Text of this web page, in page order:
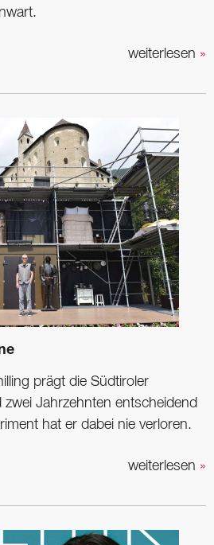
weiterlesen »
prägt die Südtiroler
zwei Jahrzehnten entscheidend
hat er dabei nie verloren.
weiterlesen »